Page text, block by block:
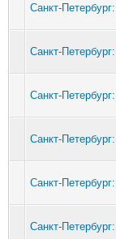
Санкт-
Санкт-
Санкт-
Санкт-
Санкт-
Санкт-